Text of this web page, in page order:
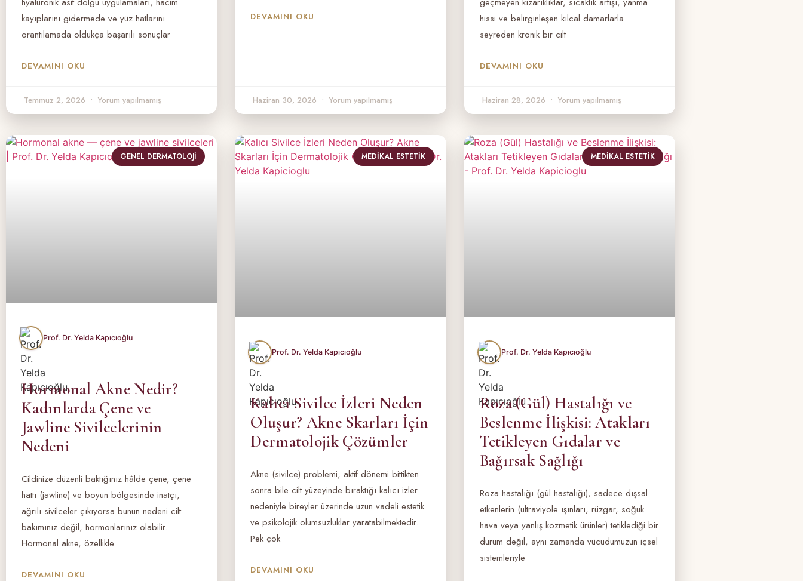
kayıplarını gidermede ve yüz hatlarını
orantılamada oldukça başarılı sonuçlar
DEVAMINI OKU
Temmuz 2, 2026 Yorum yapılmamış
DEVAMINI OKU
Haziran 30, 2026 Yorum yapılmamış
hissi ve belirginleşen kılcal damarlarla
seyreden kronik bir cilt
DEVAMINI OKU
Haziran 28, 2026 Yorum yapılmamış
GENEL DERMATOLOJI
Hormonal Akne Nedir?
Kadınlarda Çene ve
Jawline Sivilcelerinin
Nedeni
Cildinize düzenli baktığınız hâlde çene, çene
hattı (jawline) ve boyun bölgesinde inatçı,
ağrılı sivilceler çıkıyorsa bunun nedeni cilt
bakımınız değil, hormonlarınız olabilir.
Hormonal akne, özellikle
DEVAMINI OKU
MEDIKAL ESTETIK
Kalıcı Sivilce İzleri Neden
Oluşur? Akne Skarları İçin
Dermatolojik Çözümler
Akne (sivilce) problemi, aktif dönemi bittikten
sonra bile cilt yüzeyinde bıraktığı kalıcı izler
nedeniyle bireyler üzerinde uzun vadeli estetik
ve psikolojik olumsuzluklar yaratabilmektedir.
Pek çok
DEVAMINI OKU
MEDIKAL ESTETIK
Roza (Gül) Hastalığı ve
Beslenme İlişkisi: Atakları
Tetikleyen Gıdalar ve
Bağırsak Sağlığı
Roza hastalığı (gül hastalığı), sadece dışsal
etkenlerin (ultraviyole ışınları, rüzgar, soğuk
hava veya yanlış kozmetik ürünler) tetiklediği bir
durum değil, aynı zamanda vücudumuzun içsel
sistemleriyle